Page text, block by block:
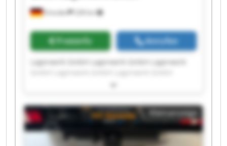
Dresden 228 km
Preisinfo Anrufen
Lagerwerk GmbH Lagerwerk GmbH Lagerwerk
Lagerwerk GmbH Lagerwerk GmbH Lagerwerk
Lagerwerk GmbH Lagerwerk GmbH Lagerwerk
GmbH Lagerwerk GmbH Lagerwerk GmbH
Lagerwerk GmbH Lagerwerk GmbH Lagerwerk
GmbH Lagerwerk GmbH Lagerwerk GmbH
Kleinanzeige